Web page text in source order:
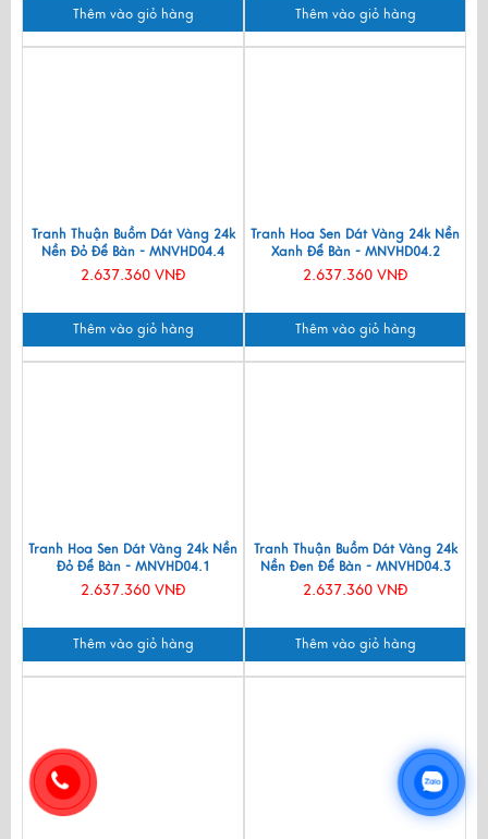
Thêm vào giỏ hàng Thêm vào giỏ hàng
Tranh Thuận Buồm Dát Vàng 24k
Nền Đỏ Để Bàn - MNVHD04.4
2.637.360 VNĐ
Thêm vào giỏ hàng
Tranh Hoa Sen Dát Vàng 24k Nền
Xanh Để Bàn - MNVHD04.2
2.637.360 VNĐ
Thêm vào giỏ hàng
Tranh Hoa Sen Dát Vàng 24k Nền
Đỏ Để Bàn - MNVHD04.1
2.637.360 VNĐ
Thêm vào giỏ hàng
Tranh Thuận Buồm Dát Vàng 24k
Nền Đen Để Bàn - MNVHD04.3
2.637.360 VNĐ
Thêm vào giỏ hàng